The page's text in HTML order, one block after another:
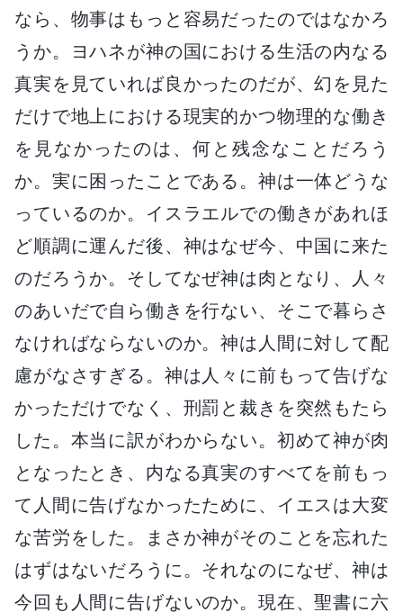
なら、物事はもっと容易だったのではなかろ
うか。ヨハネが神の国における生活の内なる
真実を見ていれば良かったのだが、幻を見た
だけで地上における現実的かつ物理的な働き
を見なかったのは、何と残念なことだろう
か。実に困ったことである。神は一体どうな
っているのか。イスラエルでの働きがあれほ
ど順調に運んだ後、神はなぜ今、中国に来た
のだろうか。そしてなぜ神は肉となり、人々
のあいだで自ら働きを行ない、そこで暮らさ
なければならないのか。神は人間に対して配
慮がなさすぎる。神は人々に前もって告げな
かっただけでなく、刑罰と裁きを突然もたら
した。本当に訳がわからない。初めて神が肉
となったとき、内なる真実のすべてを前もっ
て人間に告げなかったために、イエスは大変
な苦労をした。まさか神がそのことを忘れた
はずはないだろうに。それなのになぜ、神は
今回も人間に告げないのか。現在、聖書に六